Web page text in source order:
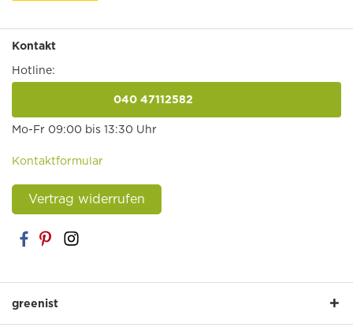
Kontakt
Hotline:
040 47112582
Mo-Fr 09:00 bis 13:30 Uhr
Kontaktformular
Vertrag widerrufen
greenist